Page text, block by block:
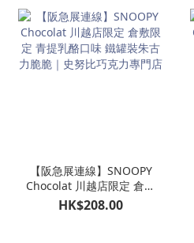
【阪急展連線】SNOOPY
Chocolat 川越店限定 倉敷
限定 青提乳酪口味 鐵罐裝
朱古力脆脆｜史努比巧克
HK$208.00